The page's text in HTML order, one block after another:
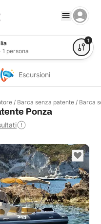
· 1 persona
1
Escursioni
/ Barca senza patente / Barca
Ponza